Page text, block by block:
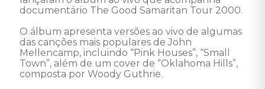
documentário The Good Samaritan Tour 2000.
O álbum apresenta versões ao vivo de algumas
das canções mais populares de John
Mellencamp, incluindo “Pink Houses”, “Small
Town”, além de um cover de “Oklahoma Hills”,
composta por Woody Guthrie.